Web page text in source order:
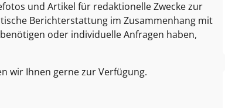
und Artikel für redaktionelle Zwecke zur
Berichterstattung im Zusammenhang mit
oder individuelle Anfragen haben,
wir Ihnen gerne zur Verfügung.